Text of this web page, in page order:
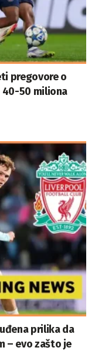
pregovore o
40-50 miliona
prilika da
– evo zašto je